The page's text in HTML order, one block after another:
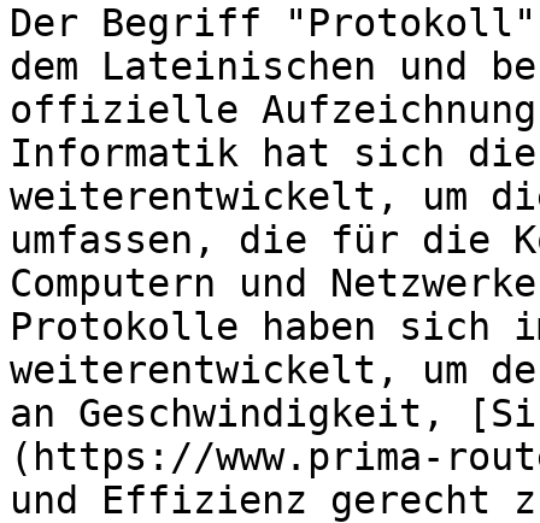
Der Begriff "Protokoll"
dem Lateinischen und
offizielle
Informatik hat sich die
weiterentwickelt, um
umfassen, die für die
Computern und
Protokolle haben sich
weiterentwickelt, um
an Geschwindigkeit,
(https://www.prima-
und Effizienz gerecht